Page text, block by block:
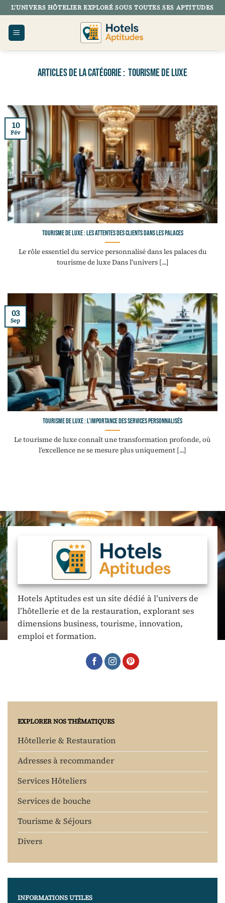
Passer
au
contenu
L’UNIVERS HÔTELIER EXPLORÉ SOUS TOUTES SES APTITUDES
TOURISME DE LUXE
Tourisme de luxe : les attentes des clients dans les palaces
Le rôle essentiel du service personnalisé dans les palaces du
tourisme de luxe Dans l’univers [...]
10
Fév
Tourisme de luxe : l’importance des services personnalisés
Le tourisme de luxe connaît une transformation profonde, où
l’excellence ne se mesure plus uniquement [...]
03
Sep
Hotels Aptitudes est un site dédié à l’univers de
l’hôtellerie et de la restauration, explorant ses
dimensions business, tourisme, innovation,
emploi et formation.
EXPLORER NOS THÉMATIQUES
Hôtellerie & Restauration
Adresses à recommander
Services Hôteliers
Services de bouche
Tourisme & Séjours
Divers
INFORMATIONS UTILES